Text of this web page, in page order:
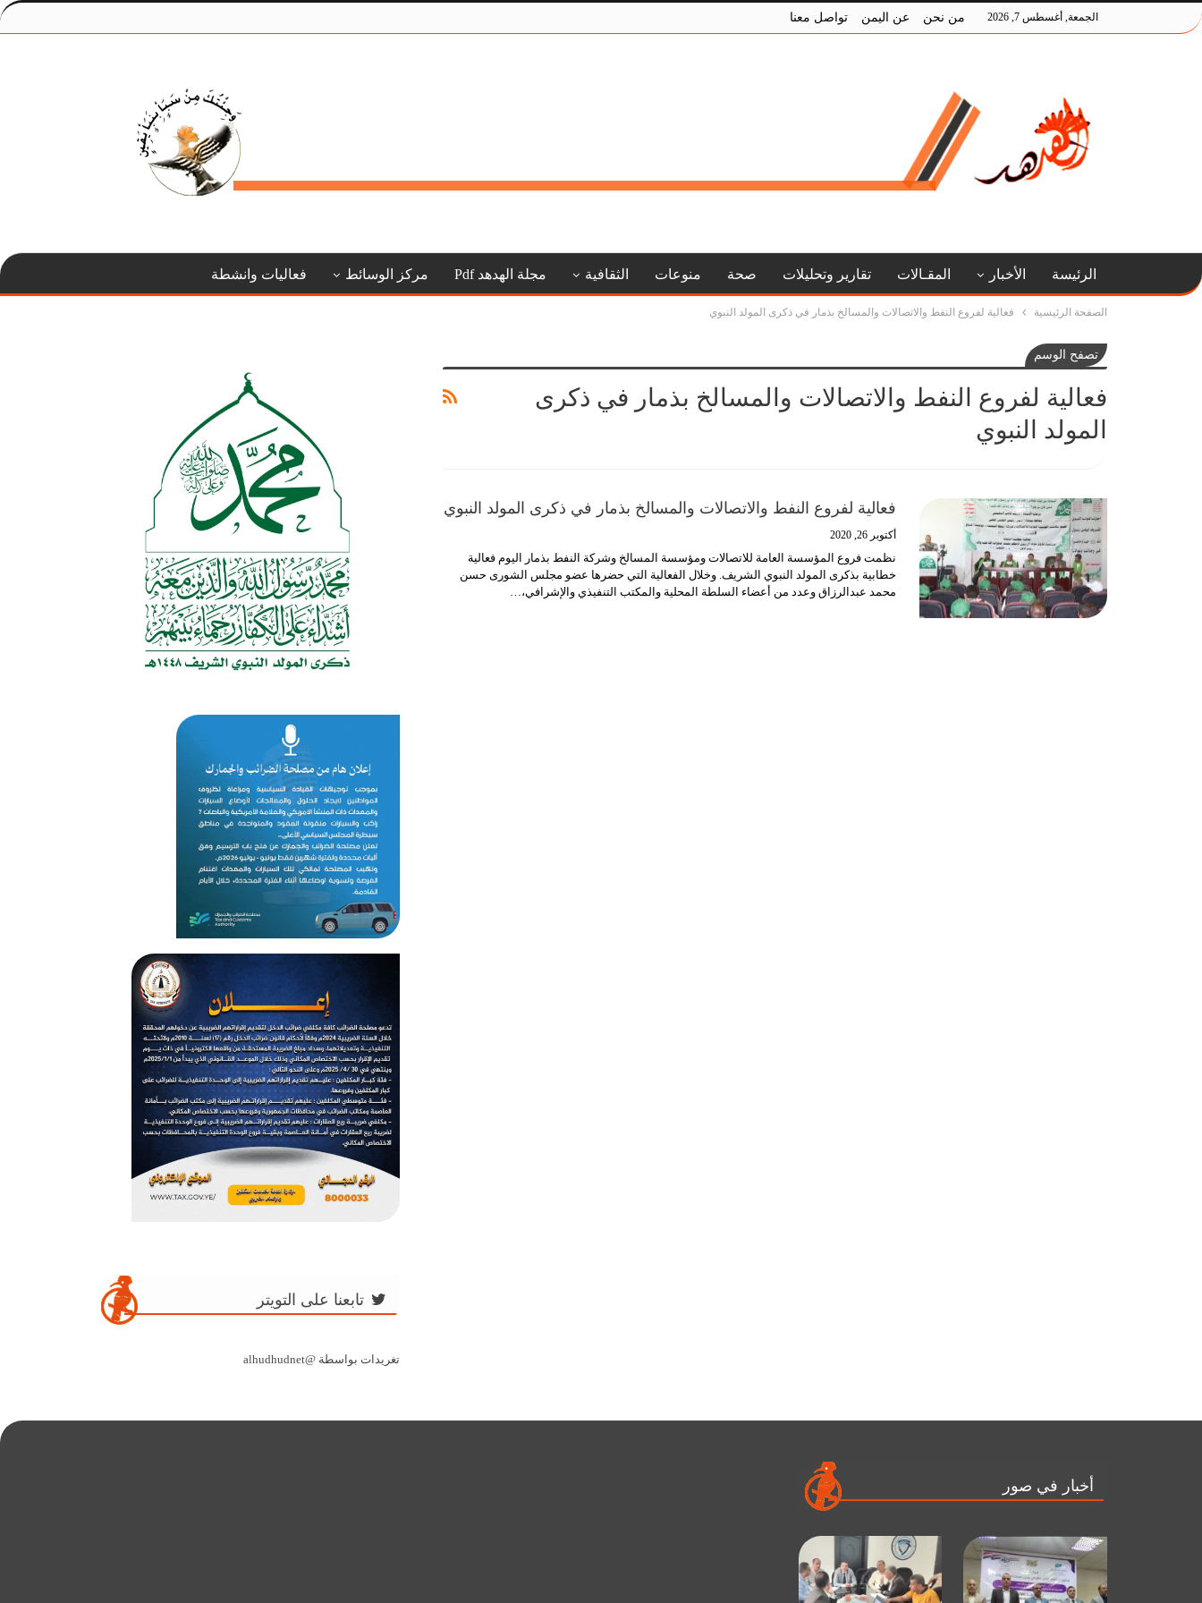
الجمعة, أغسطس 7, 2026 من نحن عن اليمن تواصل معنا
الرئيسة الأخبار المقـالات تقارير وتحليلات صحة منوعات الثقافية مجلة الهدهد Pdf مركز الوسائط فعاليات وانشطة
الصفحة الرئيسية فعالية لفروع النفط والاتصالات والمسالخ بذمار في ذكرى المولد النبوي
تصفح الوسم
فعالية لفروع النفط والاتصالات والمسالخ بذمار في ذكرى
المولد النبوي
فعالية لفروع النفط والاتصالات والمسالخ بذمار في ذكرى المولد النبوي
أكتوبر 26, 2020
نظمت فروع المؤسسة العامة للاتصالات ومؤسسة المسالخ وشركة النفط بذمار اليوم فعالية
خطابية بذكرى المولد النبوي الشريف. وخلال الفعالية التي حضرها عضو مجلس الشورى حسن
محمد عبدالرزاق وعدد من أعضاء السلطة المحلية والمكتب التنفيذي والإشرافي،…
تابعنا على التويتر
تغريدات بواسطة @alhudhudnet
أخبار في صور